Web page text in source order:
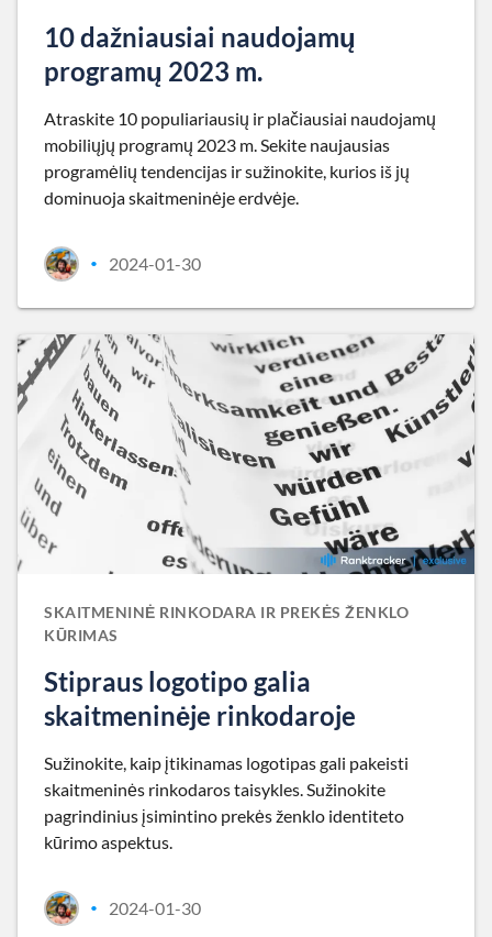
10 dažniausiai naudojamų
programų 2023 m.
Atraskite 10 populiariausių ir plačiausiai naudojamų
mobiliųjų programų 2023 m. Sekite naujausias
programėlių tendencijas ir sužinokite, kurios iš jų
dominuoja skaitmeninėje erdvėje.
• 2024-01-30
SKAITMENINĖ RINKODARA IR PREKĖS ŽENKLO
KŪRIMAS
Stipraus logotipo galia
skaitmeninėje rinkodaroje
Sužinokite, kaip įtikinamas logotipas gali pakeisti
skaitmeninės rinkodaros taisykles. Sužinokite
pagrindinius įsimintino prekės ženklo identiteto
kūrimo aspektus.
• 2024-01-30